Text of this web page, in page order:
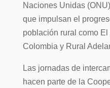
Naciones Unidas
que impulsan el
población rural como
Colombia y Rural
Las jornadas de
hacen parte de la